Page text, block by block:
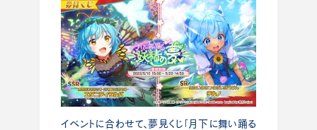
イベントに合わせて、夢見くじ「月下に舞い踊る